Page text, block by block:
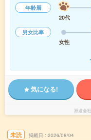
年齢層
20代
男女比率
女性
気になる!
派遣会社
未読 掲載日 2026/08/04